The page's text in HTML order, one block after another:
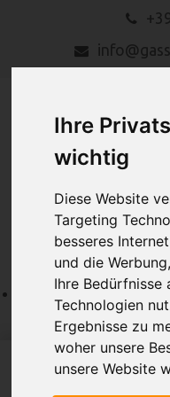
Ihre
wichtig
Diese Website
Targeting
besseres
und die
Ihre Bedürfnisse
Technologien
Ergebnisse zu
woher unsere
unsere Website